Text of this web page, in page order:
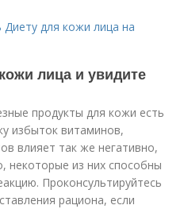
для кожи лица на
лица и увидите
продукты для кожи есть
избыток витаминов,
влияет так же негативно,
некоторые из них способны
Проконсультируйтесь
рациона, если